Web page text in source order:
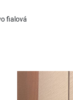
fialová